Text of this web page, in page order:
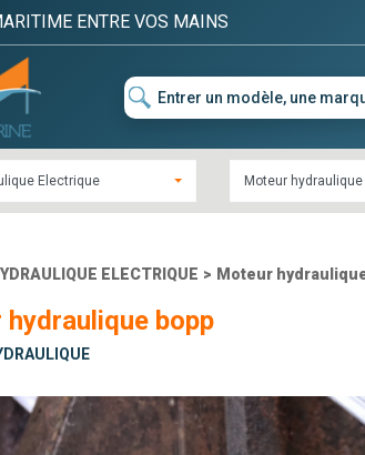
ENTRE VOS MAINS
Electrique Moteur hydraulique
ELECTRIQUE > Moteur
bopp